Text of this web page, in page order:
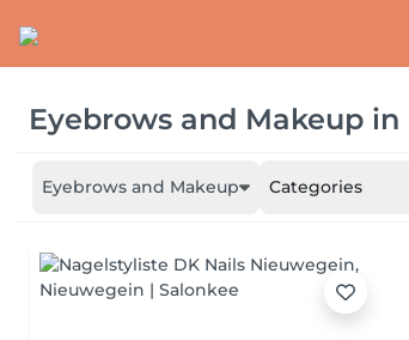
Eyebrows and Makeup in
Eyebrows and Makeup Categories